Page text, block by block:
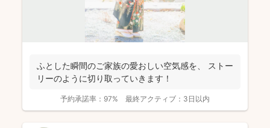
ふとした瞬間のご家族の愛おしい空気感を、 ストー
リーのように切り取っていきます！
予約承諾率： 97% 最終アクティブ： 3日以内